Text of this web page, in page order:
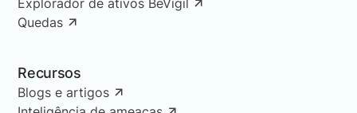
Quedas
Recursos
Blogs e artigos